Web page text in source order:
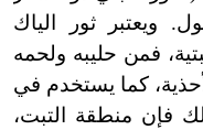
ويعتبر ثور الياك
فمن حليبه ولحمه
كما يستخدم في
فإن منطقة التبت،